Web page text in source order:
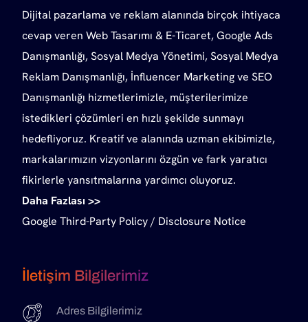
Dijital pazarlama ve reklam alanında birçok ihtiyaca
cevap veren Web Tasarımı & E-Ticaret, Google Ads
Danışmanlığı, Sosyal Medya Yönetimi, Sosyal Medya
Reklam Danışmanlığı, İnfluencer Marketing ve SEO
Danışmanlığı hizmetlerimizle, müşterilerimize
istedikleri çözümleri en hızlı şekilde sunmayı
hedefliyoruz. Kreatif ve alanında uzman ekibimizle,
markalarımızın vizyonlarını özgün ve fark yaratıcı
fikirlerle yansıtmalarına yardımcı oluyoruz.
Daha Fazlası >>
Google Third-Party Policy/ Disclosure Notice
İletişim Bilgilerimiz
Adres Bilgilerimiz